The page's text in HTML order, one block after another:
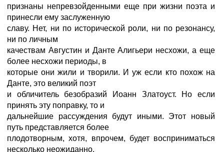
признаны непревзойденными еще при жизни поэта и
принесли ему заслуженную
славу. Нет, ни по исторической роли, ни по резонансу,
ни по личным
качествам Августин и Данте Алигьери несхожи, а еще
более несхожи периоды, в
которые они жили и творили. И уж если кто похож на
Данте, это великий поэт
и обличитель безобразий Иоанн Златоуст. Но если
принять эту поправку, то и
дальнейшие рассуждения будут иными. Этот новый
путь представляется более
плодотворным, хотя, впрочем, будет восприниматься
несколько неожиданно.